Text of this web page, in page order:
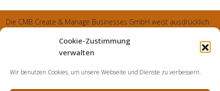
Cookie-Zustimmung
verwalten
Wir benutzen Cookies, um unsere Webseite und Dienste zu verbessern.
Die CMB Create & Manage Businesses GmbH weist ausdrücklich
und sämtliche generierte Aufträge an die SecuPart GmbH
weist nachdrücklich darauf hin, dass wir in manchen Ortschaften